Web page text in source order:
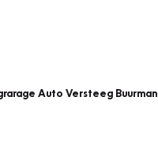
Auto Versteeg Buurman